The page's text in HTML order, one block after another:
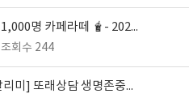
[인권센터 성평등상담소] 선착순 1,000명 카페라떼 🧋- 2026 성평등상담소 실태조사
조회수 244
[인권센터 학생상담소] [온마음알리미] 또래상담 생명존중단 참가자 모집 안내_경기도청소년상담복지센터